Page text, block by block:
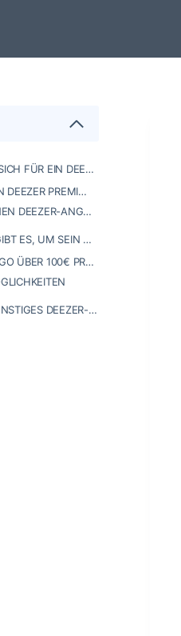
WARUM SOLLTE MAN SICH FÜR EIN DEEZER PREMIUM ABONNEMENT ENTSCHEIDEN?
DIE VORTEILE VON DEEZER PREMIUM IM VERGLEICH ZUR KOSTENLOSEN VERSION
DIE VERSCHIEDENEN DEEZER-ANGEBOTE (FAMILIE, STUDENT, PREMIUM) UND IHRE PREISE
WELCHE LÖSUNGEN GIBT ES, UM SEIN DEEZER-ABO BILLIGER ZU BEZAHLEN?
SPART MIT GAMSGO ÜBER 100€ PRO JAHR
KURZ GESAGT: EIN GÜNSTIGES DEEZER-PREMIUM-ABO FINDEN